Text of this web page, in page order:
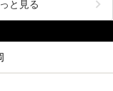
と見る